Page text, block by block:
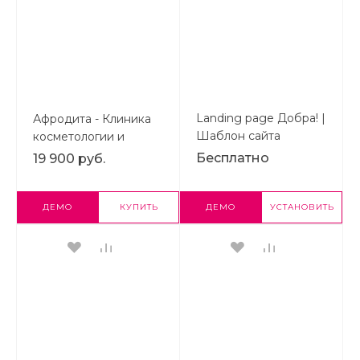
Афродита - Клиника
косметологии и
эстетической
одностраничного
сайта на 1С-Bitrix
19 900 руб.
ДЕМО КУПИТЬ
Landing page Добра! |
Шаблон сайта
лендинга на Bitrix
Бесплатно
ДЕМО УСТАНОВИТЬ